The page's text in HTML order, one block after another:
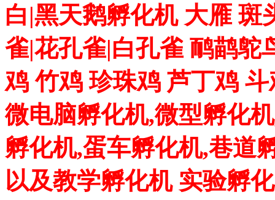
白|黑天鹅孵化机 大雁 斑
雀|花孔雀|白孔雀 鸸鹋鸵
鸡 竹鸡 珍珠鸡 芦丁鸡
微电脑孵化机,微型孵化
孵化机,蛋车孵化机,巷道
以及教学孵化机 实验孵